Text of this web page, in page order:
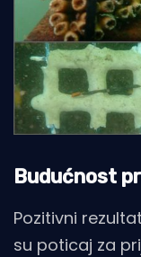
Budućnost
Pozitivni
su poticaj za